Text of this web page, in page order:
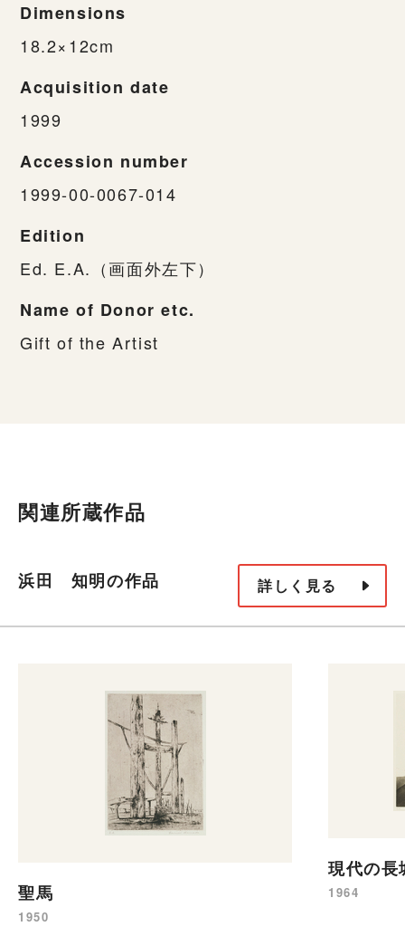
Dimensions
18.2×12cm
Acquisition date
1999
Accession number
1999-00-0067-014
Edition
Ed. E.A.（画面外左下）
Name of Donor etc.
Gift of the Artist
関連所蔵作品
浜田 知明の作品 詳しく見る
聖馬
1950
現代の長
1964